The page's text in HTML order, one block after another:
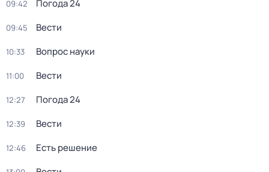
09:42 Погода 24
09:45 Вести
10:33 Вопрос науки
11:00 Вести
12:27 Погода 24
12:39 Вести
12:46 Есть решение